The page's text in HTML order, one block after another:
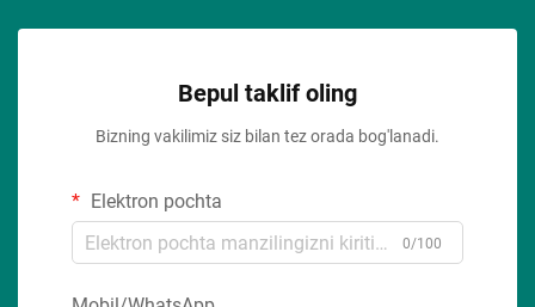
Bepul taklif oling
Bizning vakilimiz siz bilan tez orada bog'lanadi.
Elektron pochta
0/100